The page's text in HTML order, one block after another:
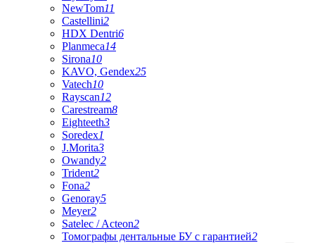
NewTom11
Castellini2
HDX Dentri6
Planmeca14
Sirona10
KAVO, Gendex25
Vatech10
Rayscan12
Carestream8
Eighteeth3
Soredex1
J.Morita3
Owandy2
Trident2
Fona2
Genoray5
Meyer2
Satelec / Acteon2
Томографы дентальные БУ с гарантией2